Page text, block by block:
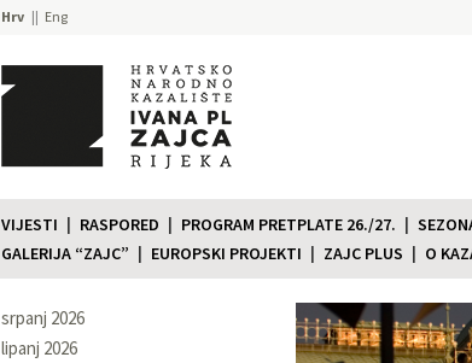
Hrv Eng
VIJESTI RASPORED PROGRAM PRETPLATE 26./27.
GALERIJA “ZAJC”
EUROPSKI PROJEKTI ZAJC PLUS O
srpanj 2026
lipanj 2026